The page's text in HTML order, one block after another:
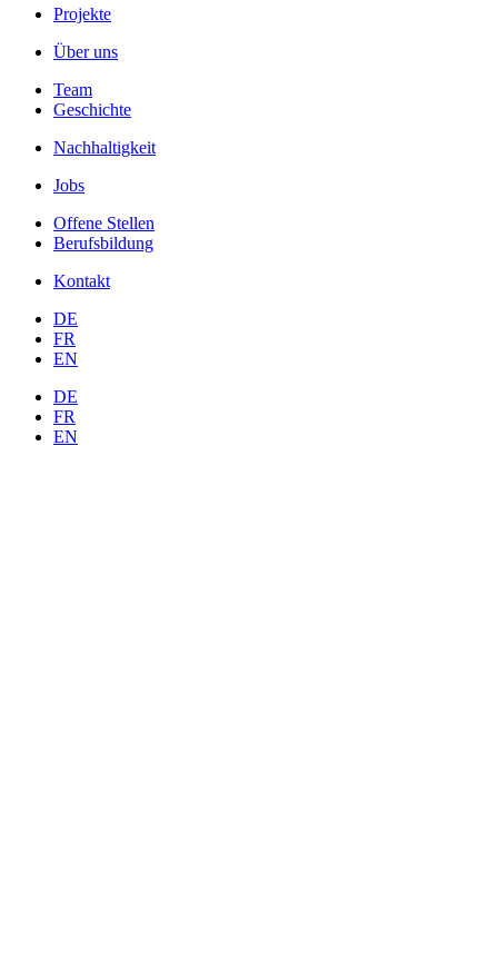
Projekte
Über uns
Team
Geschichte
Nachhaltigkeit
Jobs
Offene Stellen
Berufsbildung
Kontakt
DE
FR
EN
DE
FR
EN